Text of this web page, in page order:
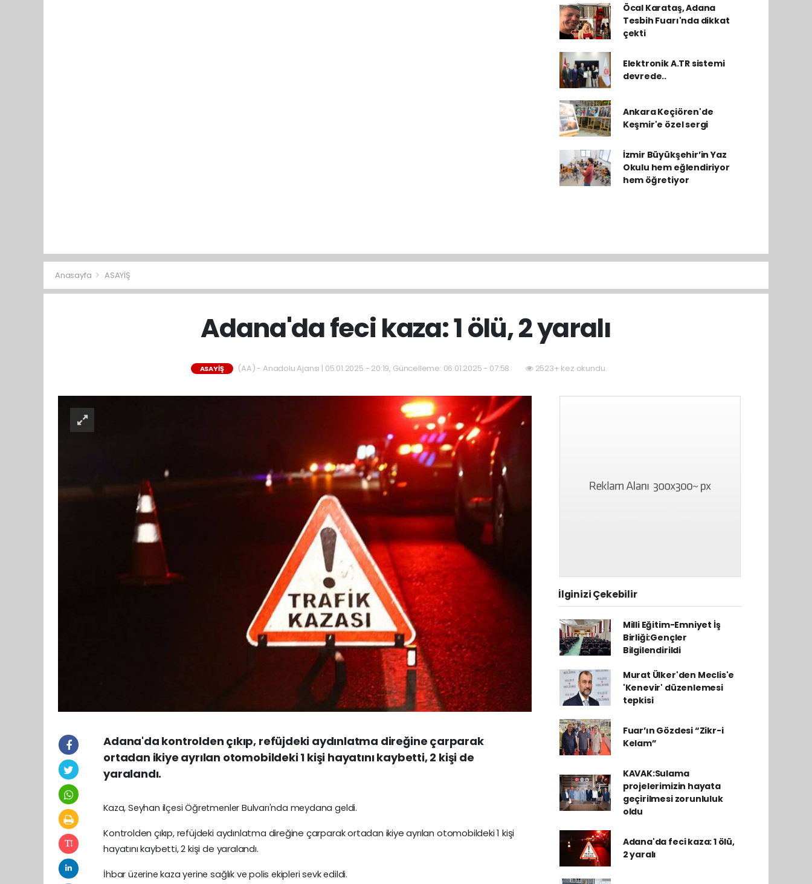
Öcal Karataş, Adana
Tesbih Fuarı'nda dikkat
çekti
Elektronik A.TR sistemi
devrede..
Ankara Keçiören'de
Keşmir'e özel sergi
İzmir Büyükşehir’in Yaz
Okulu hem eğlendiriyor
hem öğretiyor
Anasayfa ASAYİŞ
Adana'da feci kaza: 1 ölü, 2 yaralı
ASAYİŞ (AA) - Anadolu Ajansı | 05.01.2025 - 20:19, Güncelleme: 06.01.2025 - 07:58 2523+ kez okundu.
Adana'da kontrolden çıkıp, refüjdeki aydınlatma direğine çarparak
ortadan ikiye ayrılan otomobildeki 1 kişi hayatını kaybetti, 2 kişi de
yaralandı.
Kaza, Seyhan ilçesi Öğretmenler Bulvarı'nda meydana geldi.
Kontrolden çıkıp, refüjdeki aydınlatma direğine çarparak ortadan ikiye ayrılan otomobildeki 1 kişi
hayatını kaybetti, 2 kişi de yaralandı.
İhbar üzerine kaza yerine sağlık ve polis ekipleri sevk edildi.
İlginizi Çekebilir
Milli Eğitim-Emniyet İş
Birliği:Gençler
Bilgilendirildi
Murat Ülker'den Meclis'e
'Kenevir' düzenlemesi
tepkisi
Fuar’ın Gözdesi “Zikr-i
Kelam”
KAVAK:Sulama
projelerimizin hayata
geçirilmesi zorunluluk
oldu
Adana'da feci kaza: 1 ölü,
2 yaralı